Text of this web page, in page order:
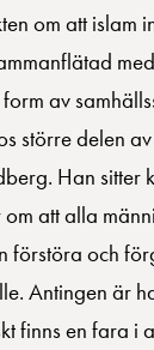
om att islam
av
större delen
Han sitter
att alla
förstöra och
Antingen är
finns en fara i